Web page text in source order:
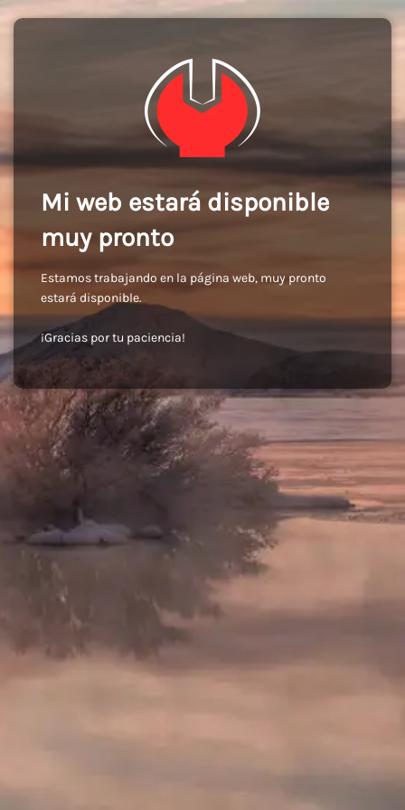
Mi web estará disponible
muy pronto
Estamos trabajando en la página web, muy pronto
estará disponible.
¡Gracias por tu paciencia!